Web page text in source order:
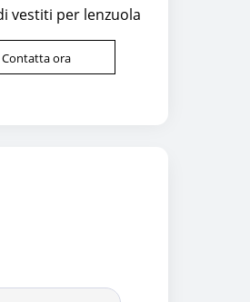
vestiti per lenzuola
Contatta ora